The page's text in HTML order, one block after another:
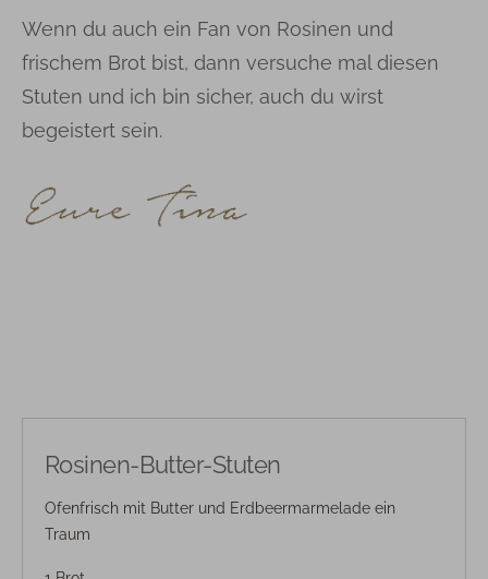
Wenn du auch ein Fan von Rosinen und
frischem Brot bist, dann versuche mal diesen
Stuten und ich bin sicher, auch du wirst
begeistert sein.
Rosinen-Butter-Stuten
Ofenfrisch mit Butter und Erdbeermarmelade ein
Traum